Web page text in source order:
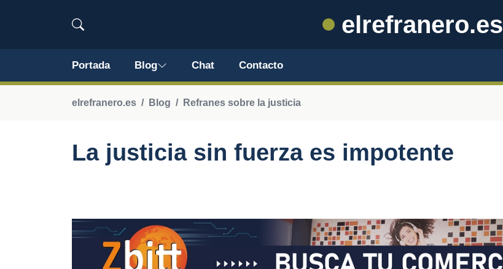
elrefranero.es
Portada Blog Chat Contacto
elrefranero.es Blog Refranes sobre la justicia
La justicia sin fuerza es impotente